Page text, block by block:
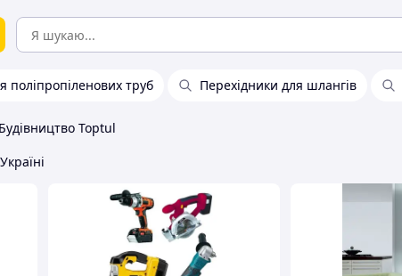
поліпропіленових труб Перехідники для шлангів
Будівництво Toptul